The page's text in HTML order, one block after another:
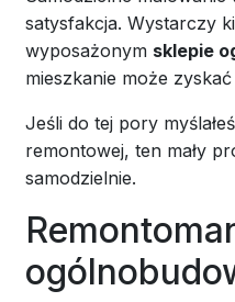
satysfakcja. Wystarczy
wyposażonym sklepie
mieszkanie może
Jeśli do tej pory
remontowej, ten mały
samodzielnie.